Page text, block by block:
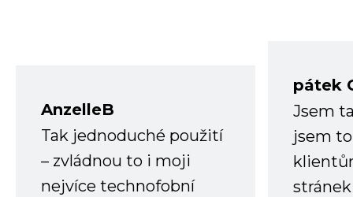
AnzelleB
Tak jednoduché použití
– zvládnou to i moji
nejvíce technofobní
pátek
Jsem
jsem